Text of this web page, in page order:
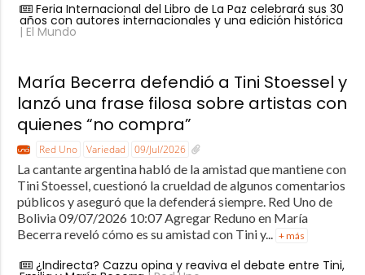
Feria Internacional del Libro de La Paz celebrará sus 30
años con autores internacionales y una edición histórica
| El Mundo
María Becerra defendió a Tini Stoessel y
lanzó una frase filosa sobre artistas con
quienes “no compra”
Red Uno Variedad 09/Jul/2026
La cantante argentina habló de la amistad que mantiene con
Tini Stoessel, cuestionó la crueldad de algunos comentarios
públicos y aseguró que la defenderá siempre. Red Uno de
Bolivia 09/07/2026 10:07 Agregar Reduno en María
Becerra reveló cómo es su amistad con Tini y... + más
¿Indirecta? Cazzu opina y reaviva el debate entre Tini,